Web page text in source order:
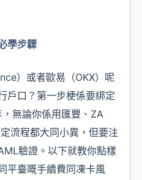
學步驟
）或者歐易（OKX）呢
戶口？第一步梗係要綁定
無論你係用匯豐、ZA
流程都大同小異，但要注
驗證。以下就教你點樣
平臺嘅手續費同凍卡風